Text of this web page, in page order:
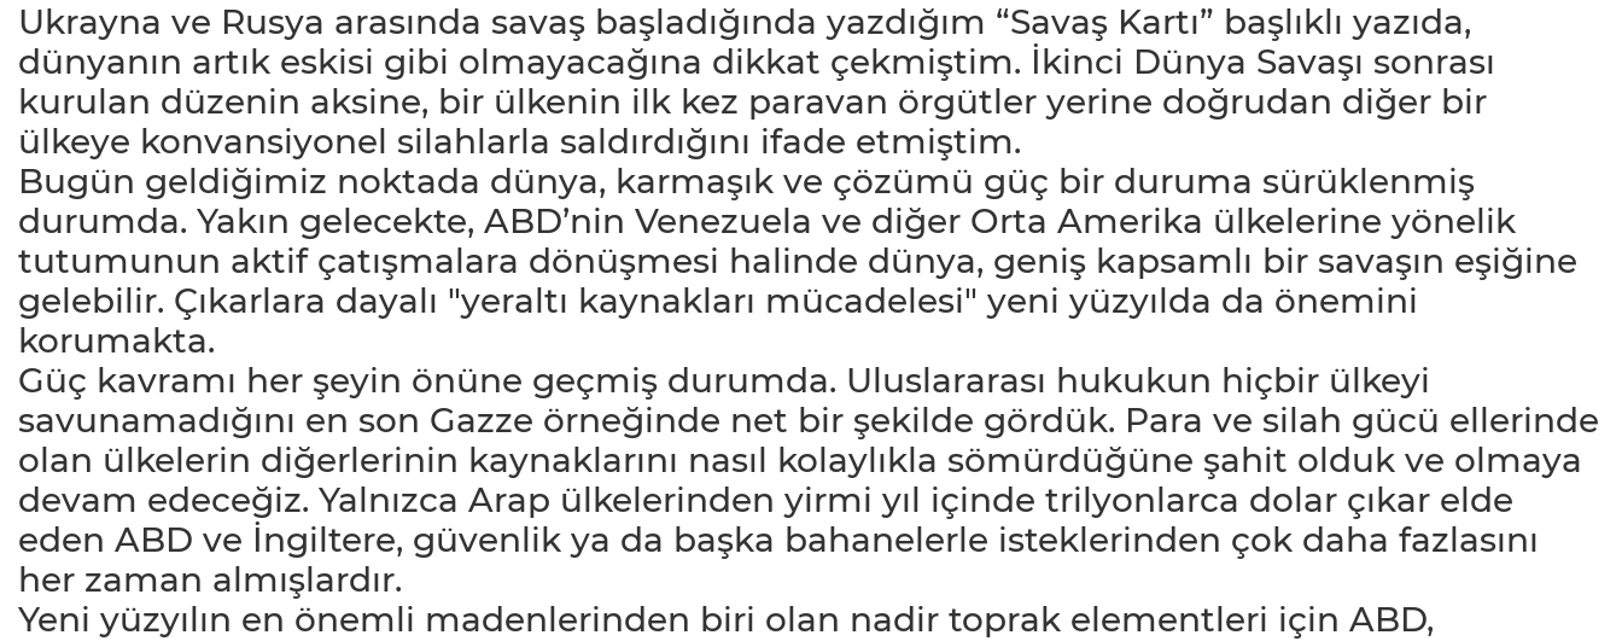
Ukrayna ve Rusya arasında savaş başladığında yazdığım “Savaş Kartı” başlıklı yazıda,
dünyanın artık eskisi gibi olmayacağına dikkat çekmiştim. İkinci Dünya Savaşı sonrası
kurulan düzenin aksine, bir ülkenin ilk kez paravan örgütler yerine doğrudan diğer bir
ülkeye konvansiyonel silahlarla saldırdığını ifade etmiştim.
Bugün geldiğimiz noktada dünya, karmaşık ve çözümü güç bir duruma sürüklenmiş
durumda. Yakın gelecekte, ABD’nin Venezuela ve diğer Orta Amerika ülkelerine yönelik
tutumunun aktif çatışmalara dönüşmesi halinde dünya, geniş kapsamlı bir savaşın eşiğine
gelebilir. Çıkarlara dayalı "yeraltı kaynakları mücadelesi" yeni yüzyılda da önemini
korumakta.
Güç kavramı her şeyin önüne geçmiş durumda. Uluslararası hukukun hiçbir ülkeyi
savunamadığını en son Gazze örneğinde net bir şekilde gördük. Para ve silah gücü ellerinde
olan ülkelerin diğerlerinin kaynaklarını nasıl kolaylıkla sömürdüğüne şahit olduk ve olmaya
devam edeceğiz. Yalnızca Arap ülkelerinden yirmi yıl içinde trilyonlarca dolar çıkar elde
eden ABD ve İngiltere, güvenlik ya da başka bahanelerle isteklerinden çok daha fazlasını
her zaman almışlardır.
Yeni yüzyılın en önemli madenlerinden biri olan nadir toprak elementleri için ABD,